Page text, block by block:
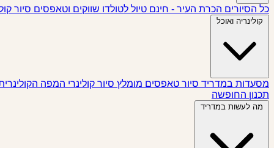
כל הסיורים הכרת העיר - חינם טיול לטולדו שווקים וטאפסים סיור
קולינריה ואוכל
מסעדות במדריד סיור טאפסים מומלץ סיור קולינרי המפה
תכנון החופשה
מה לעשות במדריד